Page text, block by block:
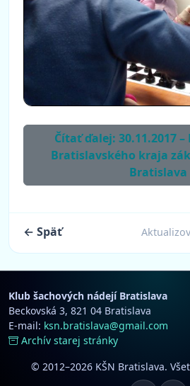
Čítať ďalej: 30.11.2017
Bratislavského kraja
Bratislava
← Späť
Klub šachových nádejí Bratislava
Beckovská 3, 821 04 Bratislava
E-mail: ksn.bratislava@gmail.com
Archív starej stránky
© 2012–2026 KŠN Bratislava.